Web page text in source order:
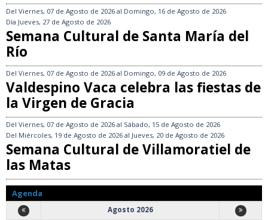
Del Viernes, 07 de Agosto de 2026 al Domingo, 16 de Agosto de 2026
Día Jueves, 27 de Agosto de 2026
Semana Cultural de Santa María del
Río
Del Viernes, 07 de Agosto de 2026 al Domingo, 09 de Agosto de 2026
Valdespino Vaca celebra las fiestas de
la Virgen de Gracia
Del Viernes, 07 de Agosto de 2026 al Sábado, 15 de Agosto de 2026
Del Miércoles, 19 de Agosto de 2026 al Jueves, 20 de Agosto de 2026
Semana Cultural de Villamoratiel de
las Matas
Agenda
Agosto 2026